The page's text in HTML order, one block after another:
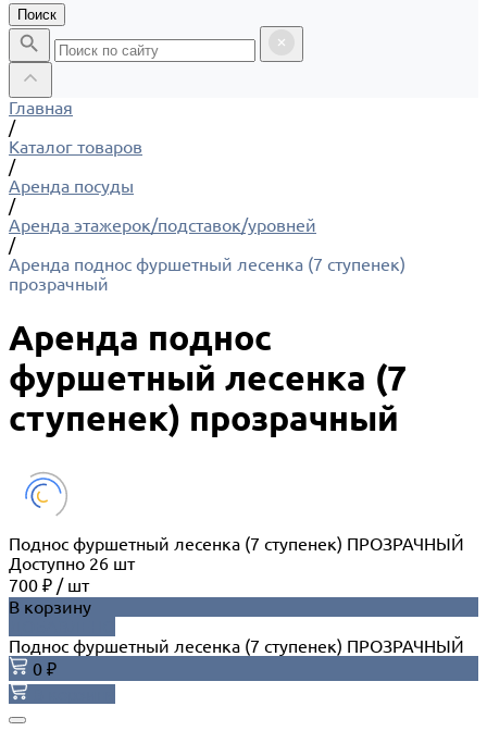
Поиск
Главная
/
Каталог товаров
/
Аренда посуды
/
Аренда этажерок/подставок/уровней
/
Аренда поднос фуршетный лесенка (7 ступенек)
прозрачный
Аренда поднос
фуршетный лесенка (7
ступенек) прозрачный
Поднос фуршетный лесенка (7 ступенек) ПРОЗРАЧНЫЙ
Доступно 26 шт
700 ₽ / шт
В корзину
Поднос фуршетный лесенка (7 ступенек) ПРОЗРАЧНЫЙ
0 ₽